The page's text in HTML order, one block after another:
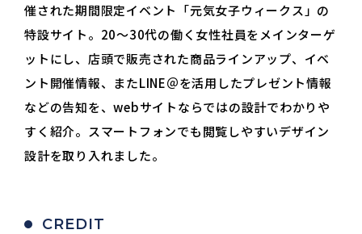
催された期間限定イベント「元気女子ウィークス」の
特設サイト。20〜30代の働く女性社員をメインターゲ
ットにし、店頭で販売された商品ラインアップ、イベ
ント開催情報、またLINE＠を活用したプレゼント情報
などの告知を、webサイトならではの設計でわかりや
すく紹介。スマートフォンでも閲覧しやすいデザイン
設計を取り入れました。
CREDIT